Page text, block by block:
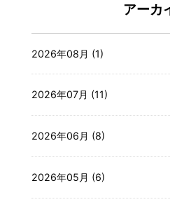
アーカ
2026年08月 (1)
2026年07月 (11)
2026年06月 (8)
2026年05月 (6)